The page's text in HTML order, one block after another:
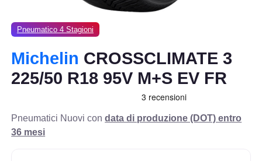
Pneumatico 4 Stagioni
Michelin CROSSCLIMATE 3
225/50 R18 95V M+S EV FR
Pneumatici Nuovi condata di produzione (DOT) entro
36 mesi